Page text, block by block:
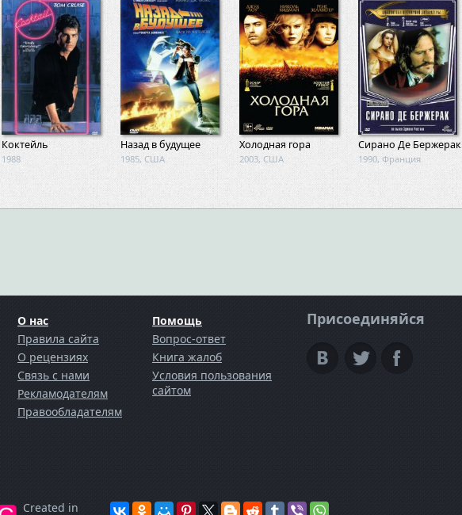
Коктейль
1988
Назад в будущее
1985, США
Холодная гора
2003, США
Сирано Де Бержерак
1990, Франция
О нас
Правила сайта
О рецензиях
Cвязь с нами
Рекламодателям
Правообладателям
Помощь
Вопрос-ответ
Книга жалоб
Условия пользования
сайтом
Присоединяйся
Created in